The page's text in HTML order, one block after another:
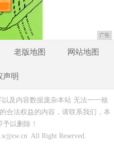
广告
老版地图 网站地图
声明
及内容数据庞杂本站 无法一一核
合法权益的内容，请联系我们，本
予以删除！
All Right Reserved.